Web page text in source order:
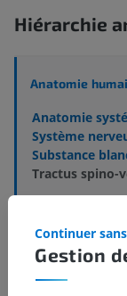
Hiérarchie
Anatomie
Anatomie
Système
Substance
Tractus spino-
sous-jacente
Gestion
Continuer